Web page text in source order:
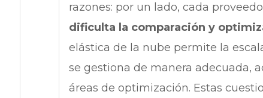
razones: por un lado, cada
dificulta la comparación y
elástica de la nube permite la
se gestiona de manera adecuada,
áreas de optimización. Estas